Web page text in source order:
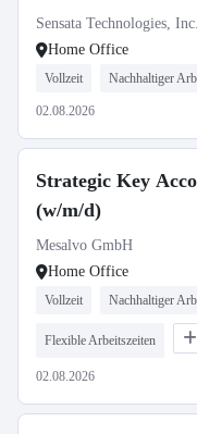
Sensata Technologies, Inc.
Home Office
Vollzeit Nachhaltiger
02.08.2026
Strategic Key
(w/m/d)
Mesalvo GmbH
Home Office
Vollzeit Nachhaltiger
Flexible Arbeitszeiten
02.08.2026